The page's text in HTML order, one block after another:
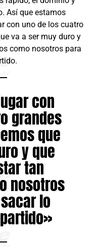
Así que estamos
con uno de los cuatro
va a ser muy duro y
como nosotros para
con
grandes
que
y que
tan
nosotros
lo